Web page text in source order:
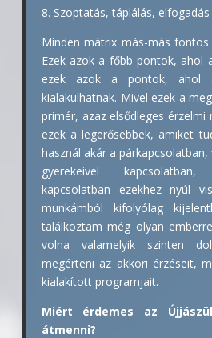
8. Szoptatás, táplálás,
Minden mátrix más-más
Ezek azok a főbb pontok, ahol
ezek azok a pontok, ahol
kialakulhatnak. Mivel ezek a
primér, azaz elsődleges érzelmi
ezek a legerősebbek, amiket
használ akár a
gyerekeivel
kapcsolatban ezekhez nyúl
munkámból kifolyólag
találkoztam még olyan
volna valamelyik szinten
megérteni az akkori érzéseit,
kialakított programjait.
Miért érdemes az
átmenni?